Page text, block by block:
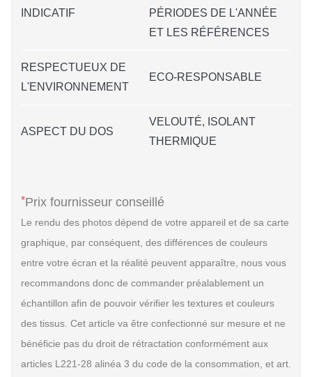
INDICATIF
PÉRIODES DE L'ANNÉE
ET LES RÉFÉRENCES
RESPECTUEUX DE
L'ENVIRONNEMENT
ECO-RESPONSABLE
ASPECT DU DOS
VELOUTÉ, ISOLANT
THERMIQUE
*Prix fournisseur conseillé
Le rendu des photos dépend de votre appareil et de sa carte
graphique, par conséquent, des différences de couleurs
entre votre écran et la réalité peuvent apparaître, nous vous
recommandons donc de commander préalablement un
échantillon afin de pouvoir vérifier les textures et couleurs
des tissus. Cet article va être confectionné sur mesure et ne
bénéficie pas du droit de rétractation conformément aux
articles L221-28 alinéa 3 du code de la consommation, et art.